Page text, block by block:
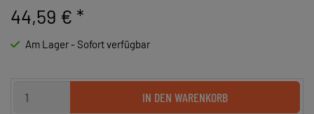
44,59 € *
Am Lager - Sofort verfügbar
IN DEN WARENKORB